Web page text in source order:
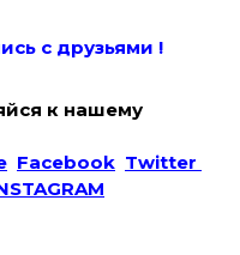
с друзьями !
к нашему
Facebook Twitter